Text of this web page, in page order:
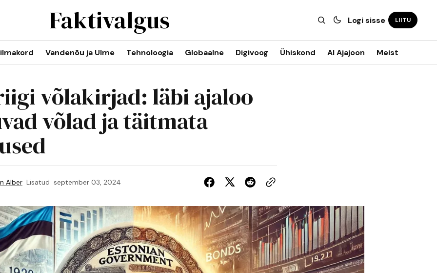
Faktivalgus Logi sisse LIITU
Vandenõu ja Ulme Tehnoloogia Globaalne Digivoog Ühiskond AI Ajajoon Meist
võlakirjad: läbi ajaloo
võlad ja täitmata
Alber Lisatud september 03, 2024